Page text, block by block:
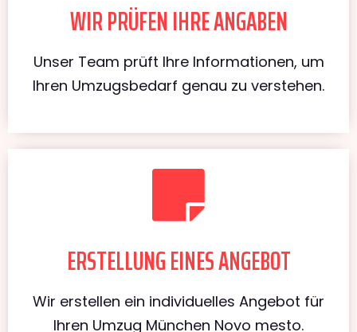
WIR PRÜFEN IHRE ANGABEN
Unser Team prüft Ihre Informationen, um
Ihren Umzugsbedarf genau zu verstehen.
ERSTELLUNG EINES ANGEBOT
Wir erstellen ein individuelles Angebot für
Ihren Umzug München Novo mesto.